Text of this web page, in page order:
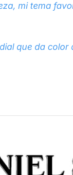
mi tema
que da color